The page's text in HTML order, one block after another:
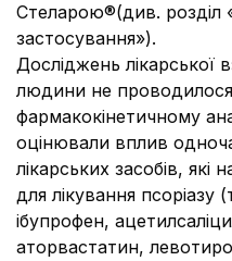
Стеларою®(див. розділ
застосування»).
Досліджень лікарської
людини не
фармакокінетичному
оцінювали вплив
лікарських засобів, які
для лікування псоріазу
ібупрофен,
аторвастатин,